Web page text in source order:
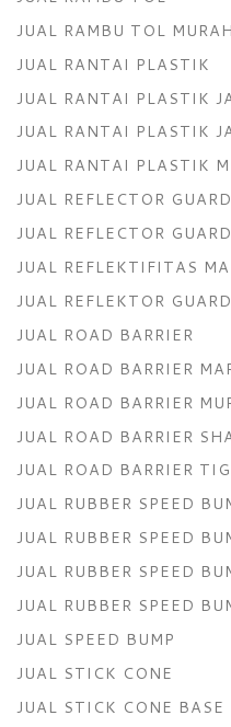
JUAL RAMBU TOL MURAH
JUAL RANTAI PLASTIK
JUAL RANTAI PLASTIK
JUAL RANTAI PLASTIK
JUAL RANTAI PLASTIK
JUAL REFLECTOR
JUAL REFLECTOR
JUAL REFLEKTIFITAS
JUAL REFLEKTOR
JUAL ROAD BARRIER
JUAL ROAD BARRIER
JUAL ROAD BARRIER
JUAL ROAD BARRIER
JUAL ROAD BARRIER
JUAL RUBBER SPEED
JUAL RUBBER SPEED
JUAL RUBBER SPEED
JUAL RUBBER SPEED
JUAL SPEED BUMP
JUAL STICK CONE
JUAL STICK CONE BASE